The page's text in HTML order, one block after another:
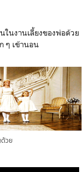
นงานเลี้ยงของพ่อด้วย
ๆ เข้านอน
วย